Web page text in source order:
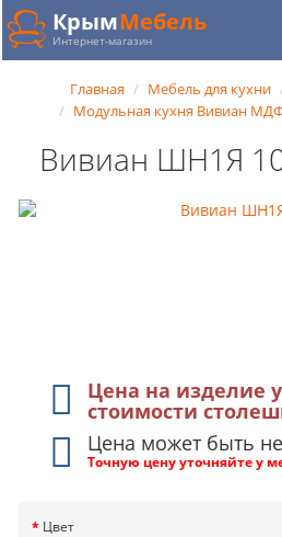
КрымМебель
Интернет-магазин
Главная Мебель для кухни
Модульная кухня Вивиан
Вивиан ШН1Я
Цена на изделие
стоимости
Цена может быть
Точную цену уточняйте у
Цвет